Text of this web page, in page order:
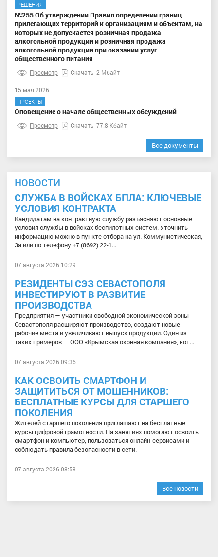
РЕШЕНИЯ
№255 Об утверждении Правил определении границ
прилегающих территорий к организациям и объектам, на
которых не допускается розничная продажа
алкогольной продукции и розничная продажа
алкогольной продукции при оказании услуг
общественного питания
Просмотр Скачать 2 Мбайт
15 мая 2026
ПРОЕКТЫ
Оповещение о начале общественных обсуждений
Просмотр Скачать 77.8 Кбайт
Все документы
НОВОСТИ
СЛУЖБА В ВОЙСКАХ БПЛА: КЛЮЧЕВЫЕ
УСЛОВИЯ КОНТРАКТА
Кандидатам на контрактную службу разъясняют основные
условия службы в войсках беспилотных систем. Уточнить
информацию можно в пункте отбора на ул. Коммунистическая,
3а или по телефону +7 (8692) 22-1...
07 августа 2026 10:29
РЕЗИДЕНТЫ СЭЗ СЕВАСТОПОЛЯ
ИНВЕСТИРУЮТ В РАЗВИТИЕ
ПРОИЗВОДСТВА
Предприятия — участники свободной экономической зоны
Севастополя расширяют производство, создают новые
рабочие места и увеличивают выпуск продукции. Один из
таких примеров — ООО «Крымская оконная компания», кот...
07 августа 2026 09:36
КАК ОСВОИТЬ СМАРТФОН И
ЗАЩИТИТЬСЯ ОТ МОШЕННИКОВ:
БЕСПЛАТНЫЕ КУРСЫ ДЛЯ СТАРШЕГО
ПОКОЛЕНИЯ
Жителей старшего поколения приглашают на бесплатные
курсы цифровой грамотности. На занятиях помогают освоить
смартфон и компьютер, пользоваться онлайн-сервисами и
соблюдать правила безопасности в сети.
07 августа 2026 08:58
Все новости